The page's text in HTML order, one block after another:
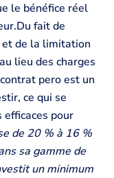
le bénéfice réel
fait de
et de la limitation
lieu des charges
pero est un
ce qui se
pour
de 20 % à 16 %
sa gamme de
un minimum